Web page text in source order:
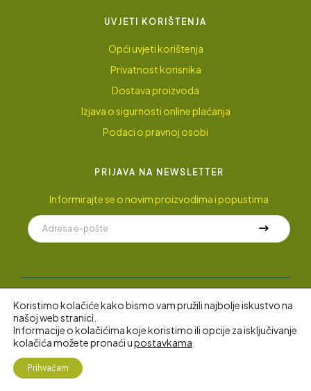
UVJETI KORIŠTENJA
Opći uvjeti korištenja
Privatnost korisnika
Dostava proizvoda
Izjava o sigurnosti online plaćanja
Podaci o pravnoj osobi
PRIJAVA NA NEWSLETTER
Informirajte se o novim proizvodima i popustima
© 2022 AyuGarden
Shop
Koristimo kolačiće kako bismo vam pružili najbolje iskustvo na
našoj web stranici.
Informacije o kolačićima koje koristimo ili opcije za isključivanje
kolačića možete pronaći upostavkama
Prihvaćam